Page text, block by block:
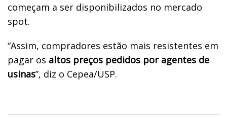
começam a ser disponibilizados no mercado
spot.
“Assim, compradores estão mais resistentes em
pagar os altos preços pedidos por agentes de
usinas”, diz o Cepea/USP.